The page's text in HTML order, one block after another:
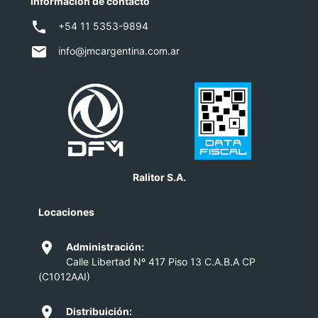
local_phone +54 11 5353-9894
email info@jmcargentina.com.ar
Ralitor S.A.
Locaciones
location_on
Administración:
Calle Libertad Nº 417 Piso 13 C.A.B.A CP
(C1012AAI)
location_on Distribuición: